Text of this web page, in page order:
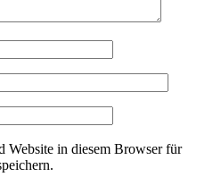
Website in diesem Browser für